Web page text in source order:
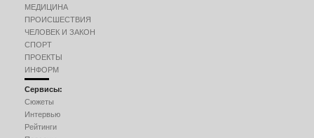
МЕДИЦИНА
ПРОИСШЕСТВИЯ
ЧЕЛОВЕК И ЗАКОН
СПОРТ
ПРОЕКТЫ
ИНФОРМ
Сервисы:
Сюжеты
Интервью
Рейтинги